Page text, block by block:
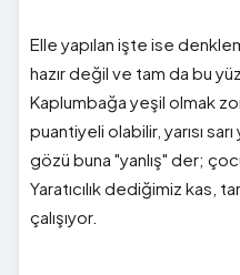
Elle yapılan işte ise
hazır değil ve tam da bu
Kaplumbağa yeşil olmak
puantiyeli olabilir, yarısı
gözü buna "yanlış" der;
Yaratıcılık dediğimiz kas,
çalışıyor.